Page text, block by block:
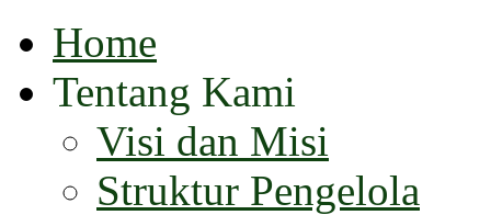
Home
Tentang Kami
Visi dan Misi
Struktur Pengelola